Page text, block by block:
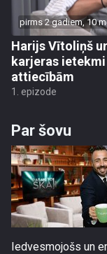
pirms 2 gadiem, 10
Harijs Vītoliņš
karjeras
attiecībām
1. epizode
Par šovu
Iedvesmojošs un